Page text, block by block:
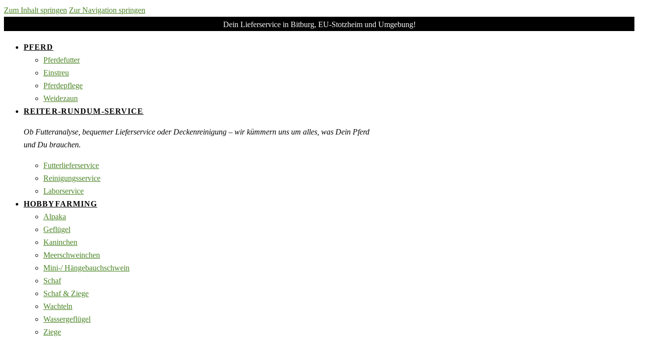
Zum Inhalt springen Zur Navigation springen
Dein Lieferservice in Bitburg, EU-Stotzheim und Umgebung!
PFERD
Pferdefutter
Einstreu
Pferdepflege
Weidezaun
REITER-RUNDUM-SERVICE
Ob Futteranalyse, bequemer Lieferservice oder Deckenreinigung – wir kümmern uns um alles, was Dein Pferd
und Du brauchen.
Futterlieferservice
Reinigungsservice
Laborservice
HOBBYFARMING
Alpaka
Geflügel
Kaninchen
Meerschweinchen
Mini-/ Hängebauchschwein
Schaf
Schaf & Ziege
Wachteln
Wassergeflügel
Ziege